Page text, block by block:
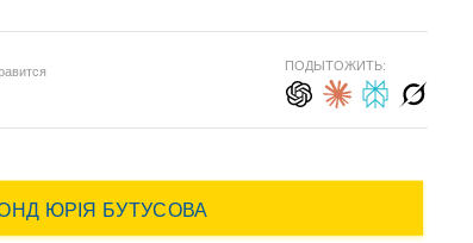
ПОДЫТОЖИТЬ: